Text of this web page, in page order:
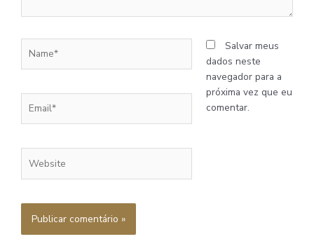
Salvar meus
dados neste
navegador para a
próxima vez que eu
comentar.